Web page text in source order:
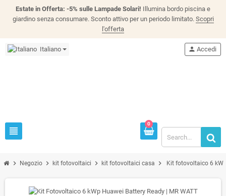
Estate in Offerta: -5% sulle Lampade Solari! Illumina bordo piscina e
giardino senza consumare. Sconto attivo per un periodo limitato. Scopri
l'offerta
Italiano
view_headline
person Accedi
0
chevron_right Negozio chevron_right kit fotovoltaici chevron_right kit fotovoltaici casa chevron_right Kit fotovoltaico 6